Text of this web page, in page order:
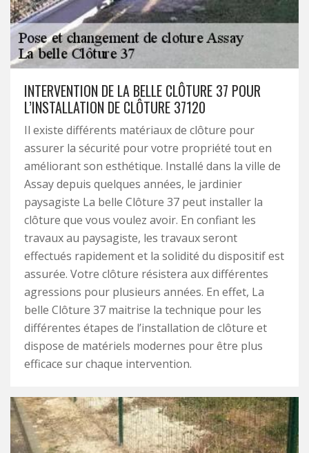
INTERVENTION DE LA BELLE CLÔTURE 37 POUR
L’INSTALLATION DE CLÔTURE 37120
Il existe différents matériaux de clôture pour
assurer la sécurité pour votre propriété tout en
améliorant son esthétique. Installé dans la ville de
Assay depuis quelques années, le jardinier
paysagiste La belle Clôture 37 peut installer la
clôture que vous voulez avoir. En confiant les
travaux au paysagiste, les travaux seront
effectués rapidement et la solidité du dispositif est
assurée. Votre clôture résistera aux différentes
agressions pour plusieurs années. En effet, La
belle Clôture 37 maitrise la technique pour les
différentes étapes de l’installation de clôture et
dispose de matériels modernes pour être plus
efficace sur chaque intervention.